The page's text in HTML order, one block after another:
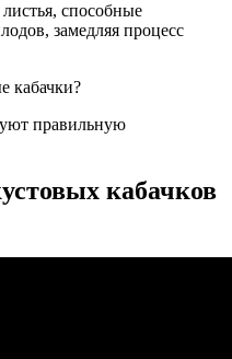
способные
замедляя процесс
кабачки?
правильную
кабачков